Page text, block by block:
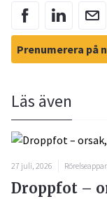
Prenumerera på
Läs även
27 juli, 2026
Droppfot –